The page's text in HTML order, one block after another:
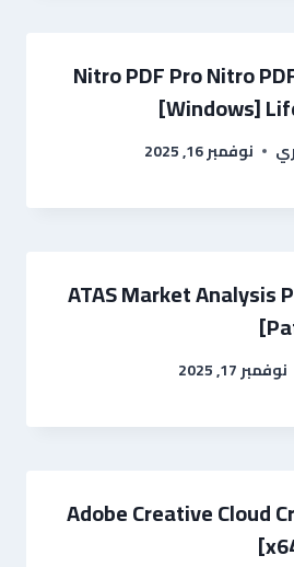
Nitro PDF Pro Nitro
[Windows]
نوفمبر 16, 2025
ATAS Market Analysis
نوفمبر 17, 2025
Adobe Creative Cloud